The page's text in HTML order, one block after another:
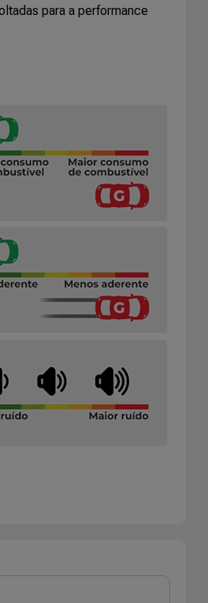
para a performance